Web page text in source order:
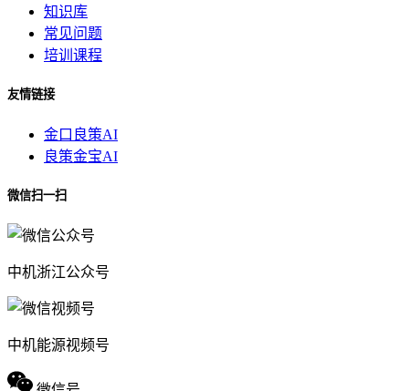
知识库
常见问题
培训课程
友情链接
金口良策AI
良策金宝AI
微信扫一扫
中机浙江公众号
中机能源视频号